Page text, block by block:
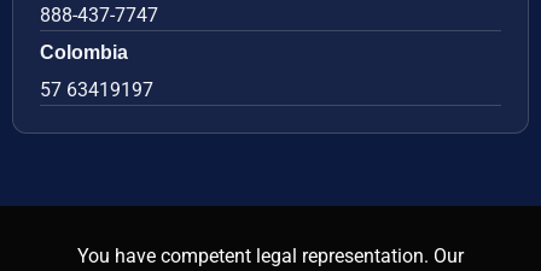
888-437-7747
Colombia
57 63419197
You have competent legal representation. Our